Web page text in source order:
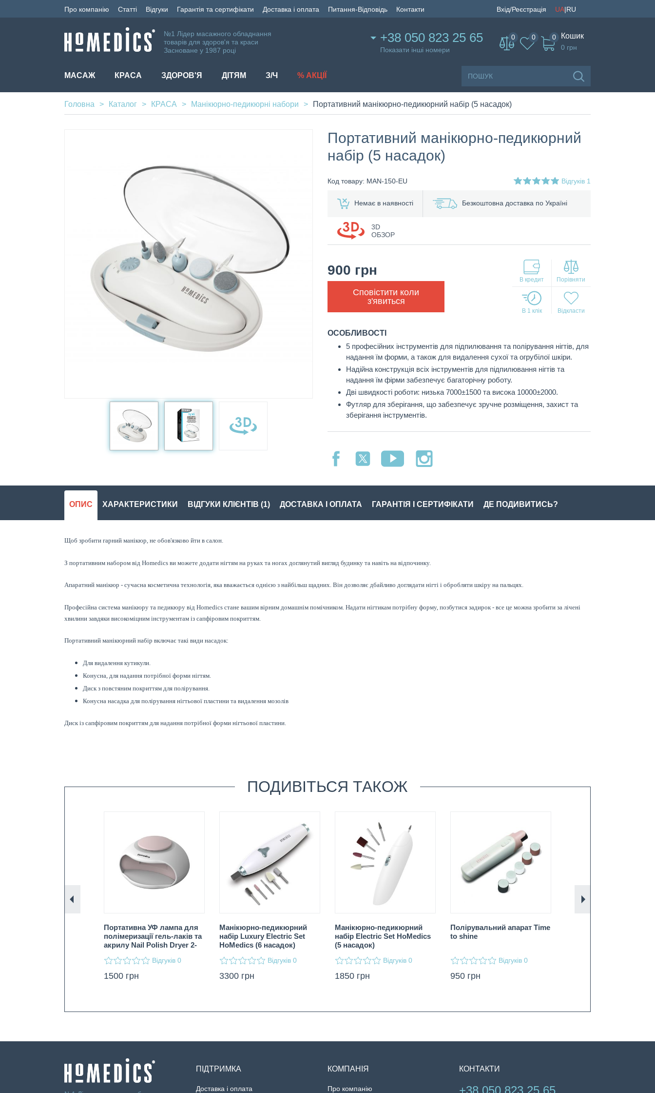
Про компанію Статті Відгуки Гарантія та сертифікати Доставка і оплата Питання-Відповідь Контакти Вхід/Реєстрація UA|RU
№1 Лідер масажного обладнання
товарів для здоров'я та краси
Засноване у 1987 році
+38 050 823 25 65
Показати інші номери
0 0 0 Кошик
0 грн
МАСАЖ КРАСА ЗДОРОВ'Я ДІТЯМ З/Ч % АКЦІЇ
Головна Каталог КРАСА Манікюрно-педикюрні набори Портативний манікюрно-педикюрний набір (5 насадок)
Портативний манікюрно-педикюрний
набір (5 насадок)
Код товару: MAN-150-EU Відгуків 1
Немає в наявності Безкоштовна доставка по Україні
3D
ОБЗОР
900 грн
Сповістити коли
з'явиться
В кредит
В 1 клік
ОСОБЛИВОСТІ
5 професійних інструментів для підпилювання та полірування нігтів, для
надання їм форми, а також для видалення сухої та огрубілої шкіри.
Надійна конструкція всіх інструментів для підпилювання нігтів та
надання їм фірми забезпечує багаторічну роботу.
Дві швидкості роботи: низька 7000±1500 та висока 10000±2000.
Футляр для зберігання, що забезпечує зручне розміщення, захист та
зберігання інструментів.
ОПИС ХАРАКТЕРИСТИКИ ВІДГУКИ КЛІЄНТІВ (1) ДОСТАВКА І ОПЛАТА ГАРАНТІЯ І СЕРТИФІКАТИ ДЕ ПОДИВИТИСЬ?
Щоб зробити гарний манікюр, не обов'язково йти в салон.
З портативним набором від Homedics ви можете додати нігтям на руках та ногах доглянутий вигляд будинку та навіть на відпочинку.
Апаратний манікюр - сучасна косметична технологія, яка вважається однією з найбільш щадних. Він дозволяє дбайливо доглядати нігті і обробляти шкіру на пальцях.
Професійна система манікюру та педикюру від Homedics стане вашим вірним домашнім помічником. Надати нігтикам потрібну форму, позбутися задирок - все це можна зробити за лічені
хвилини завдяки високоміцним інструментам із сапфіровим покриттям.
Портативний манікюрний набір включає такі види насадок:
Для видалення кутикули.
Конусна, для надання потрібної форми нігтям.
Диск з повстяним покриттям для полірування.
Конусна насадка для полірування нігтьової пластини та видалення мозолів
Диск із сапфіровим покриттям для надання потрібної форми нігтьової пластини.
ПОДИВІТЬСЯ ТАКОЖ
Портативна УФ лампа для
полімеризації гель-лаків та
акрилу Nail Polish Dryer 2-
Відгуків 0
1500 грн
Манікюрно-педикюрний
набір Luxury Electric Set
HoMedics (6 насадок)
Відгуків 0
3300 грн
Манікюрно-педикюрний
набір Electric Set HoMedics
(5 насадок)
Відгуків 0
1850 грн
Полірувальний апарат Time
to shine
Відгуків 0
950 грн
Назад Вперед
ПІДТРИМКА
Доставка і оплата
КОМПАНІЯ
Про компанію
КОНТАКТИ
+38 050 823 25 65